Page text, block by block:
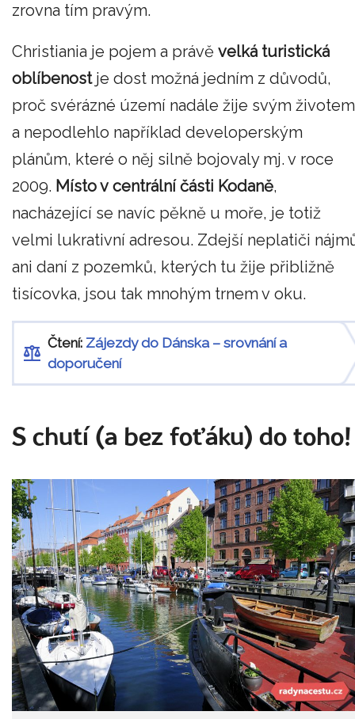
zrovna tím pravým.
Christiania je pojem a právě velká turistická
oblíbenostje dost možná jedním z důvodů,
proč svérázné území nadále žije svým životem
a nepodlehlo například developerským
plánům, které o něj silně bojovaly mj. v roce
2009. Místo v centrální části Kodaně,
nacházející se navíc pěkně u moře, je totiž
velmi lukrativní adresou. Zdejší neplatiči
ani daní z pozemků, kterých tu žije přibližně
tisícovka, jsou tak mnohým trnem v oku.
Čtení: Zájezdy do Dánska – srovnání a
doporučení
S chutí (a bez foťáku) do toho!